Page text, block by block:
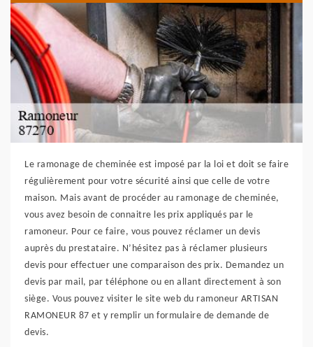
Le ramonage de cheminée est imposé par la loi et doit se faire
régulièrement pour votre sécurité ainsi que celle de votre
maison. Mais avant de procéder au ramonage de cheminée,
vous avez besoin de connaitre les prix appliqués par le
ramoneur. Pour ce faire, vous pouvez réclamer un devis
auprès du prestataire. N’hésitez pas à réclamer plusieurs
devis pour effectuer une comparaison des prix. Demandez un
devis par mail, par téléphone ou en allant directement à son
siège. Vous pouvez visiter le site web du ramoneur ARTISAN
RAMONEUR 87 et y remplir un formulaire de demande de
devis.